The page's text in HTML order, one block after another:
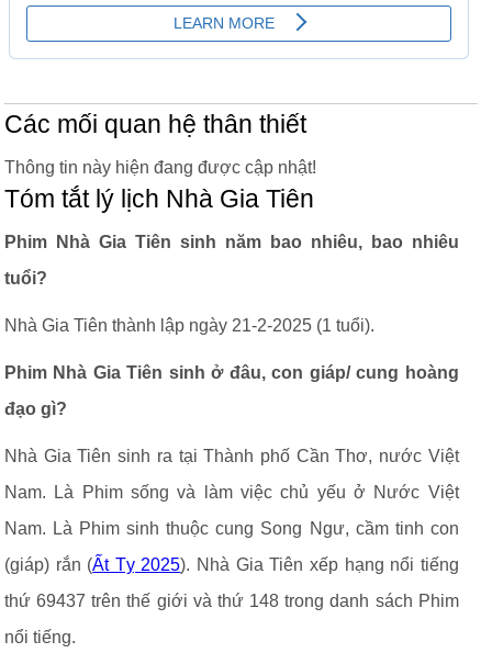
Các mối quan hệ thân thiết
Thông tin này hiện đang được cập nhật!
Tóm tắt lý lịch Nhà Gia Tiên
Phim Nhà Gia Tiên sinh năm bao nhiêu, bao nhiêu
tuổi?
Nhà Gia Tiên thành lập ngày 21-2-2025 (1 tuổi).
Phim Nhà Gia Tiên sinh ở đâu, con giáp/ cung hoàng
đạo gì?
Nhà Gia Tiên sinh ra tại Thành phố Cần Thơ, nước Việt
Nam. Là Phim sống và làm việc chủ yếu ở Nước Việt
Nam. Là Phim sinh thuộc cung Song Ngư, cầm tinh con
(giáp) rắn (Ất Tỵ 2025). Nhà Gia Tiên xếp hạng nổi tiếng
thứ 69437 trên thế giới và thứ 148 trong danh sách Phim
nổi tiếng.